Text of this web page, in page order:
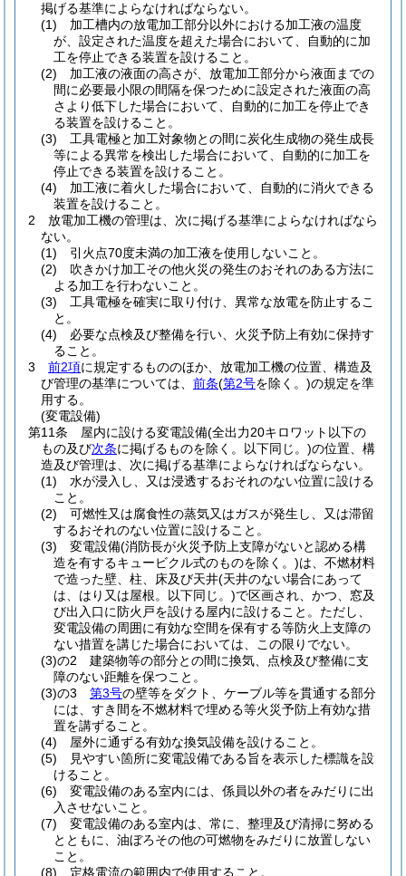
掲げる基準によらなければならない。
(1)
加工槽内の放電加工部分以外における加工液の温度
が、設定された温度を超えた場合において、自動的に加
工を停止できる装置を設けること。
(2)
加工液の液面の高さが、放電加工部分から液面までの
間に必要最小限の間隔を保つために設定された液面の高
さより低下した場合において、自動的に加工を停止でき
る装置を設けること。
(3)
工具電極と加工対象物との間に炭化生成物の発生成長
等による異常を検出した場合において、自動的に加工を
停止できる装置を設けること。
(4)
加工液に着火した場合において、自動的に消火できる
装置を設けること。
2
放電加工機の管理は、次に掲げる基準によらなければなら
ない。
(1)
引火点70度未満の加工液を使用しないこと。
(2)
吹きかけ加工その他火災の発生のおそれのある方法に
よる加工を行わないこと。
(3)
工具電極を確実に取り付け、異常な放電を防止するこ
と。
(4)
必要な点検及び整備を行い、火災予防上有効に保持す
ること。
3
前2項に規定するもののほか、放電加工機の位置、構造及
び管理の基準については、 前条(第2号を除く。)の規定を準
用する。
(変電設備)
第11条
屋内に設ける変電設備(全出力20キロワット以下の
もの及び次条に掲げるものを除く。以下同じ。)の位置、構
造及び管理は、次に掲げる基準によらなければならない。
(1)
水が浸入し、又は浸透するおそれのない位置に設ける
こと。
(2)
可燃性又は腐食性の蒸気又はガスが発生し、又は滞留
するおそれのない位置に設けること。
(3)
変電設備(消防長が火災予防上支障がないと認める構
造を有するキュービクル式のものを除く。)は、不燃材料
で造った壁、柱、床及び天井(天井のない場合にあって
は、はり又は屋根。以下同じ。)で区画され、かつ、窓及
び出入口に防火戸を設ける屋内に設けること。 ただし、
変電設備の周囲に有効な空間を保有する等防火上支障の
ない措置を講じた場合においては、この限りでない。
(3)の2
建築物等の部分との間に換気、点検及び整備に支
障のない距離を保つこと。
(3)の3
第3号の壁等をダクト、ケーブル等を貫通する部分
には、すき間を不燃材料で埋める等火災予防上有効な措
置を講ずること。
(4)
屋外に通ずる有効な換気設備を設けること。
(5)
見やすい箇所に変電設備である旨を表示した標識を設
けること。
(6)
変電設備のある室内には、係員以外の者をみだりに出
入させないこと。
(7)
変電設備のある室内は、常に、整理及び清掃に努める
とともに、油ぼろその他の可燃物をみだりに放置しない
こと。
(8)
定格電流の範囲内で使用すること。